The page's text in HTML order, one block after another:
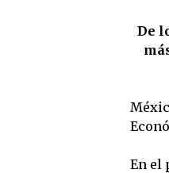
De
En el